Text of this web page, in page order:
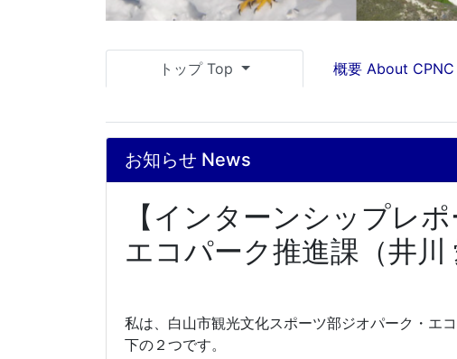
トップ Top 概要 About CPNC
お知らせ News
【インターンシップレ
エコパーク推進課（井川
私は、白山市観光文化スポーツ部ジオパーク・エ
下の２つです。